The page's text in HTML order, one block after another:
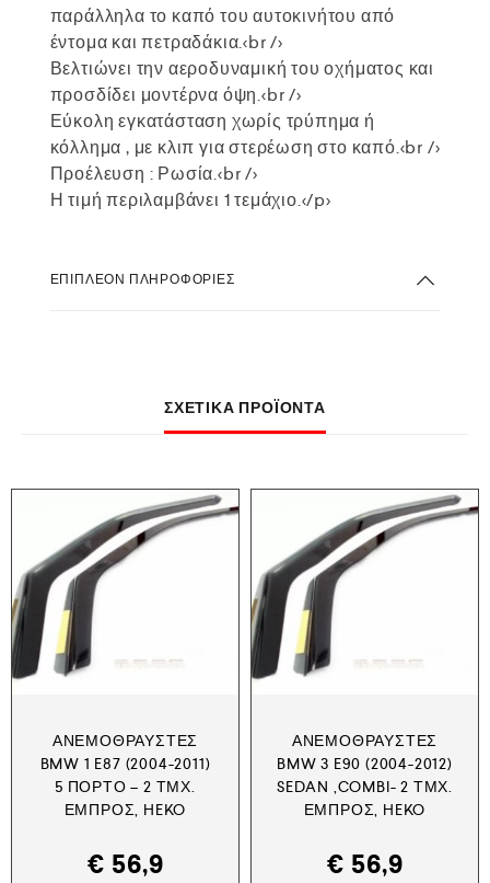
παράλληλα το καπό του αυτοκινήτου από
έντομα και πετραδάκια.<br />
Βελτιώνει την αεροδυναμική του οχήματος και
προσδίδει μοντέρνα όψη.<br />
Εύκολη εγκατάσταση χωρίς τρύπημα ή
κόλλημα , με κλιπ για στερέωση στο καπό.<br />
Προέλευση : Ρωσία.<br />
Η τιμή περιλαμβάνει 1 τεμάχιο.</p>
ΕΠΙΠΛΈΟΝ ΠΛΗΡΟΦΟΡΊΕΣ
ΣΧΕΤΙΚΆ ΠΡΟΪΌΝΤΑ
ΑΝΕΜΟΘΡΑΎΣΤΕΣ
BMW 1 E87 (2004-2011)
5 ΠΟΡΤΟ – 2 ΤΜΧ.
ΕΜΠΡΌΣ, HEKO
€ 56,9
ΑΝΕΜΟΘΡΑΎΣΤΕΣ
BMW 3 E90 (2004-2012)
SEDAN ,COMBI- 2 ΤΜΧ.
ΕΜΠΡΌΣ, HEKO
€ 56,9